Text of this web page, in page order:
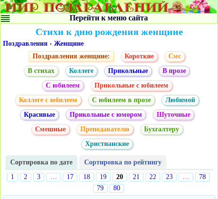
Перейти к меню сайта
Стихи к дню рождения женщине
Поздравления › Женщине
Поздравления женщине:
Короткие
Смс
В стихах
Коллеге Прикольные
В прозе
С юбилеем
Прикольные с юбилеем
Коллеге с юбилеем
С юбилеем в прозе
Любимой
Красивые
Прикольные с юмором
Шуточные
Смешные
Преподавателю
Бухгалтеру
Христианские
Сортировка по дате
Сортировка по рейтингу
1
2 3 … 17 18 19 20 21 22 23 …
78
79
80